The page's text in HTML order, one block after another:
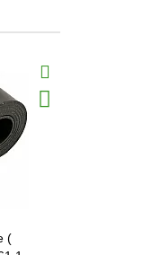
(